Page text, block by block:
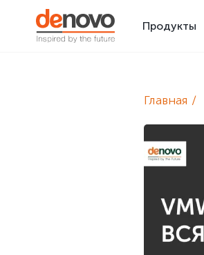
Продукты
Главная